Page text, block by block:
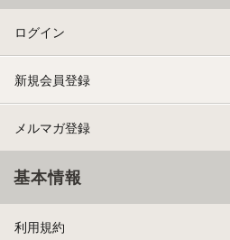
ログイン
新規会員登録
メルマガ登録
基本情報
利用規約